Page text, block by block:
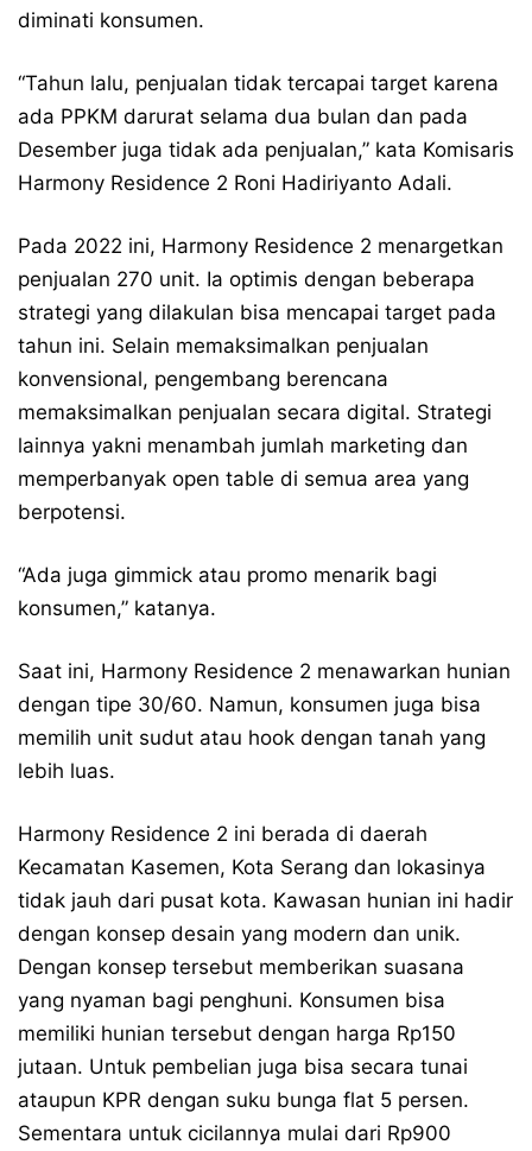
diminati konsumen.
“Tahun lalu, penjualan tidak tercapai target karena
ada PPKM darurat selama dua bulan dan pada
Desember juga tidak ada penjualan,” kata Komisaris
Harmony Residence 2 Roni Hadiriyanto Adali.
Pada 2022 ini, Harmony Residence 2 menargetkan
penjualan 270 unit. Ia optimis dengan beberapa
strategi yang dilakulan bisa mencapai target pada
tahun ini. Selain memaksimalkan penjualan
konvensional, pengembang berencana
memaksimalkan penjualan secara digital. Strategi
lainnya yakni menambah jumlah marketing dan
memperbanyak open table di semua area yang
berpotensi.
“Ada juga gimmick atau promo menarik bagi
konsumen,” katanya.
Saat ini, Harmony Residence 2 menawarkan hunian
dengan tipe 30/60. Namun, konsumen juga bisa
memilih unit sudut atau hook dengan tanah yang
lebih luas.
Harmony Residence 2 ini berada di daerah
Kecamatan Kasemen, Kota Serang dan lokasinya
tidak jauh dari pusat kota. Kawasan hunian ini hadir
dengan konsep desain yang modern dan unik.
Dengan konsep tersebut memberikan suasana
yang nyaman bagi penghuni. Konsumen bisa
memiliki hunian tersebut dengan harga Rp150
jutaan. Untuk pembelian juga bisa secara tunai
ataupun KPR dengan suku bunga flat 5 persen.
Sementara untuk cicilannya mulai dari Rp900